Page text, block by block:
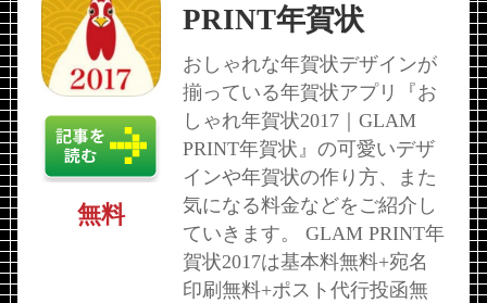
PRINT年賀状
おしゃれな年賀状デザインが
揃っている年賀状アプリ『お
しゃれ年賀状2017｜GLAM
PRINT年賀状』の可愛いデザ
インや年賀状の作り方、また
気になる料金などをご紹介し
ていきます。 GLAM PRINT年
賀状2017は基本料無料+宛名
印刷無料+ポスト代行投函無
無料